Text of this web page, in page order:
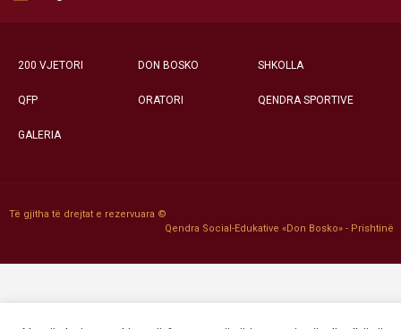
200 VJETORI DON BOSKO SHKOLLA
QFP ORATORI QENDRA SPORTIVE
GALERIA
Të gjitha të drejtat e rezervuara ©
Qendra Social-Edukative «Don Bosko» - Prishtinë